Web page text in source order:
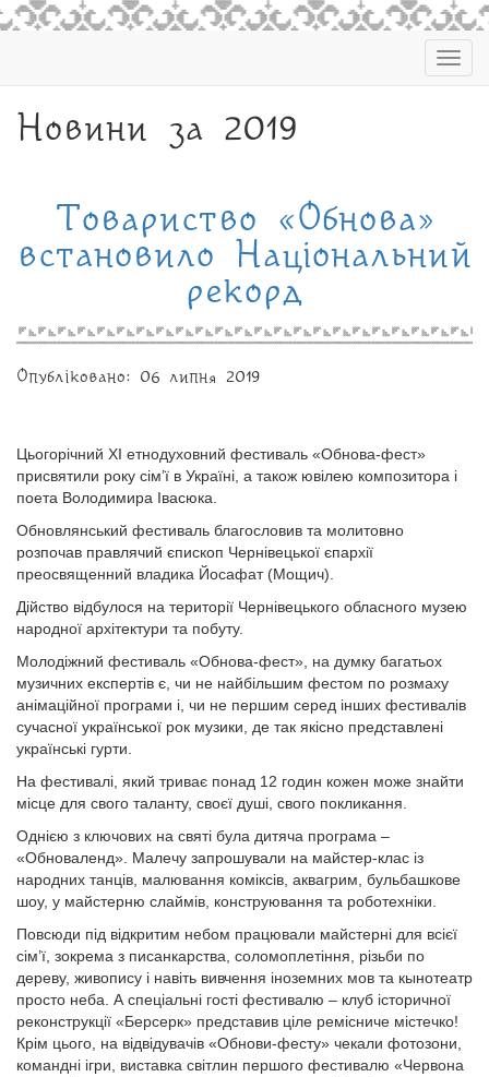
Новини за 2019
Товариство «Обнова»
встановило Національний
рекорд
Опубліковано: 06 липня 2019
Цьогорічний ХІ етнодуховний фестиваль «Обнова-фест»
присвятили року сім’ї в Україні, а також ювілею композитора і
поета Володимира Івасюка.
Обновлянський фестиваль благословив та молитовно
розпочав правлячий єпископ Чернівецької єпархії
преосвященний владика Йосафат (Мощич).
Дійство відбулося на території Чернівецького обласного музею
народної архітектури та побуту.
Молодіжний фестиваль «Обнова-фест», на думку багатьох
музичних експертів є, чи не найбільшим фестом по розмаху
анімаційної програми і, чи не першим серед інших фестивалів
сучасної української рок музики, де так якісно представлені
українські гурти.
На фестивалі, який триває понад 12 годин кожен може знайти
місце для свого таланту, своєї душі, свого покликання.
Однією з ключових на святі була дитяча програма –
«Обноваленд». Малечу запрошували на майстер-клас із
народних танців, малювання коміксів, аквагрим, бульбашкове
шоу, у майстерню слаймів, конструювання та роботехніки.
Повсюди під відкритим небом працювали майстерні для всієї
сім’ї, зокрема з писанкарства, соломоплетіння, різьби по
дереву, живопису і навіть вивчення іноземних мов та кынотеатр
просто неба. А спеціальні гості фестивалю – клуб історичної
реконструкції «Берсерк» представив ціле ремісниче містечко!
Крім цього, на відвідувачів «Обнови-фесту» чекали фотозони,
командні ігри, виставка світлин першого фестивалю «Червона